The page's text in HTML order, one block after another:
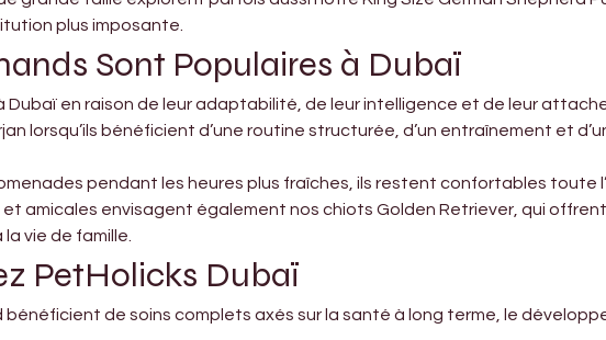
plus imposante.
Sont Populaires à Dubaï
Dubaï en raison de leur adaptabilité, de leur intelligence et de leur
lorsqu’ils bénéficient d’une routine structurée, d’un entraînement et
pendant les heures plus fraîches, ils restent confortables toute
amicales envisagent également nos chiots Golden Retriever, qui
vie de famille.
PetHolicks Dubaï
bénéficient de soins complets axés sur la santé à long terme, le